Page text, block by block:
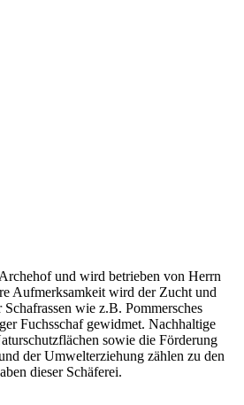
und wird betrieben von Herrn
Aufmerksamkeit wird der Zucht und
wie z.B. Pommersches
Fuchsschaf gewidmet. Nachhaltige
sowie die Förderung
der Umwelterziehung zählen zu den
dieser Schäferei.